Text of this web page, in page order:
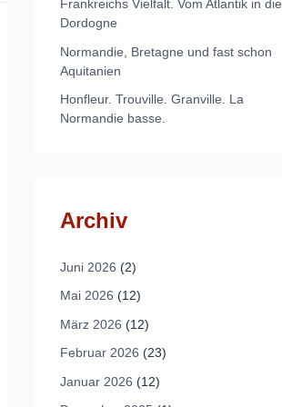
Frankreichs Vielfalt. Vom Atlantik in die
Dordogne
Normandie, Bretagne und fast schon
Aquitanien
Honfleur. Trouville. Granville. La
Normandie basse.
Archiv
Juni 2026 (2)
Mai 2026 (12)
März 2026 (12)
Februar 2026 (23)
Januar 2026 (12)